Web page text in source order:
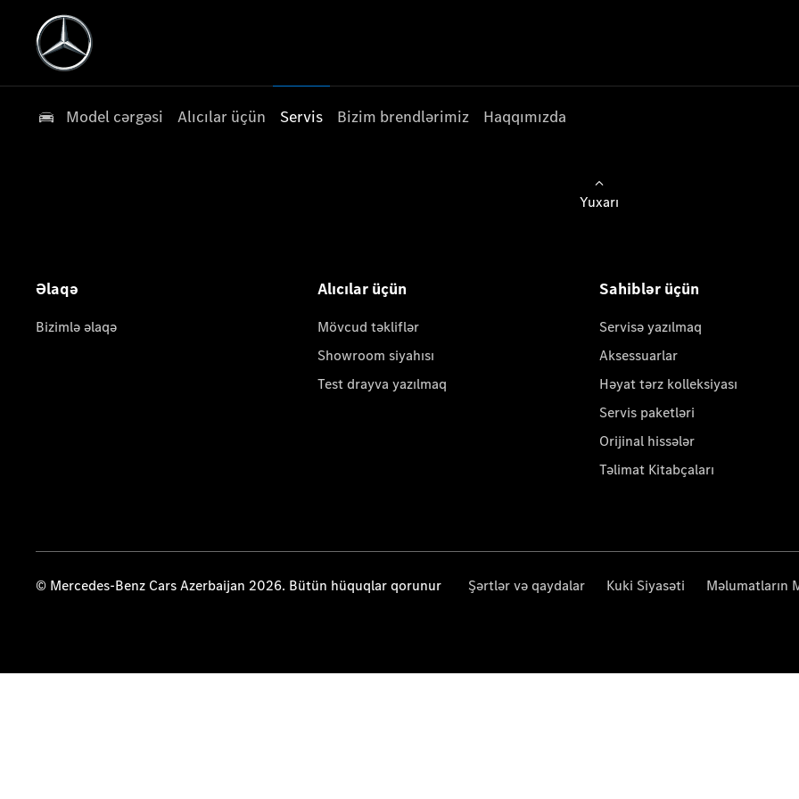
Model cərgəsi Alıcılar üçün Servis Bizim brendlərimiz Haqqımızda
Yuxarı
Əlaqə
Bizimlə əlaqə
Alıcılar üçün
Mövcud təkliflər
Showroom siyahısı
Test drayva yazılmaq
Sahiblər üçün
Servisə yazılmaq
Aksessuarlar
Həyat tərz kolleksiyası
Servis paketləri
Orijinal hissələr
Təlimat Kitabçaları
© Mercedes-Benz Cars Azerbaijan 2026. Bütün hüquqlar qorunur Şərtlər və qaydalar Kuki Siyasəti Məlumatların